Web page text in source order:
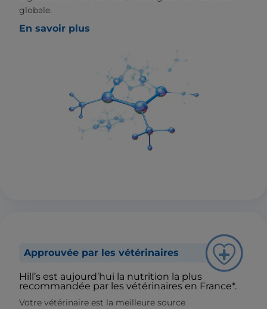
globale.
En savoir plus
Approuvée par les vétérinaires
Hill’s est aujourd’hui la nutrition la plus
recommandée par les vétérinaires en France*.
Votre vétérinaire est la meilleure source